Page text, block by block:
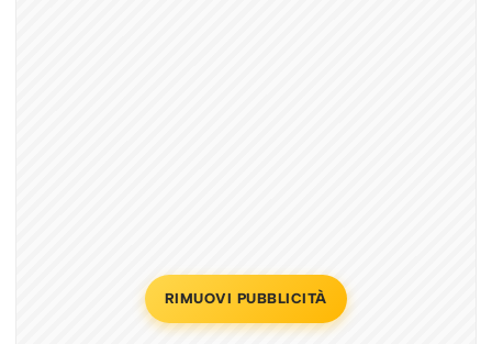
RIMUOVI PUBBLICITÀ